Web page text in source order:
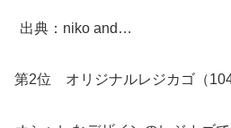
出典：niko and…
第2位 オリジナルレジカゴ（